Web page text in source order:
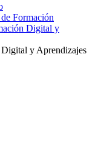
Formación
Digital y
y Aprendizajes